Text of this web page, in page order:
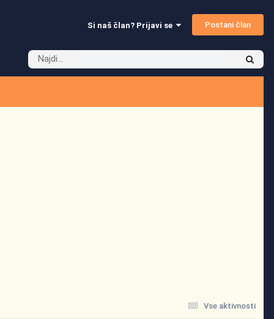
Si naš član? Prijavi se Postani član
Vse aktivnosti